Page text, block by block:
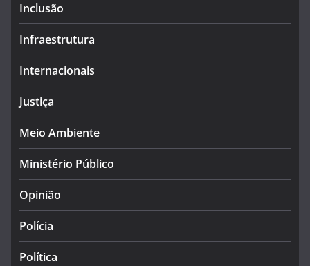
Inclusão
Infraestrutura
Internacionais
Justiça
Meio Ambiente
Ministério Público
Opinião
Polícia
Política